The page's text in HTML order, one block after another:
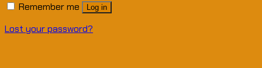
Remember me
Log in
Lost your password?